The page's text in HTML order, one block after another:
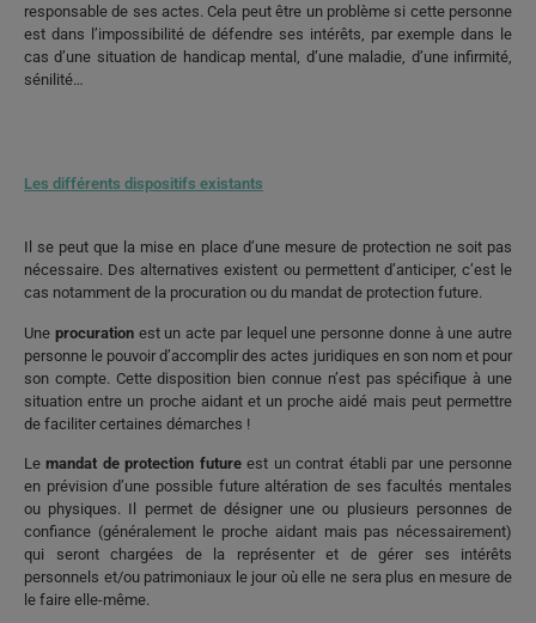
responsable de ses actes. Cela peut être un problème si cette personne
est dans l’impossibilité de défendre ses intérêts, par exemple dans le
cas d’une situation de handicap mental, d’une maladie, d’une infirmité,
sénilité…
Les différents dispositifs existants
Il se peut que la mise en place d’une mesure de protection ne soit pas
nécessaire. Des alternatives existent ou permettent d’anticiper, c’est le
cas notamment de la procuration ou du mandat de protection future.
Une procurationest un acte par lequel une personne donne à une autre
personne le pouvoir d’accomplir des actes juridiques en son nom et pour
son compte. Cette disposition bien connue n’est pas spécifique à une
situation entre un proche aidant et un proche aidé mais peut permettre
de faciliter certaines démarches !
Lemandat de protection futureest un contrat établi par une personne
en prévision d’une possible future altération de ses facultés mentales
ou physiques. Il permet de désigner une ou plusieurs personnes de
confiance (généralement le proche aidant mais pas nécessairement)
qui seront chargées de la représenter et de gérer ses intérêts
personnels et/ou patrimoniaux le jour où elle ne sera plus en mesure de
le faire elle-même.